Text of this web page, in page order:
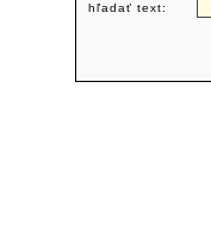
hľadať text: